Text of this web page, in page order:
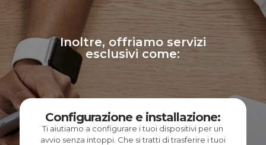
Inoltre, offriamo servizi
esclusivi come:
Configurazione e installazione:
Ti aiutiamo a configurare i tuoi dispositivi per un
avvio senza intoppi. Che si tratti di trasferire i tuoi